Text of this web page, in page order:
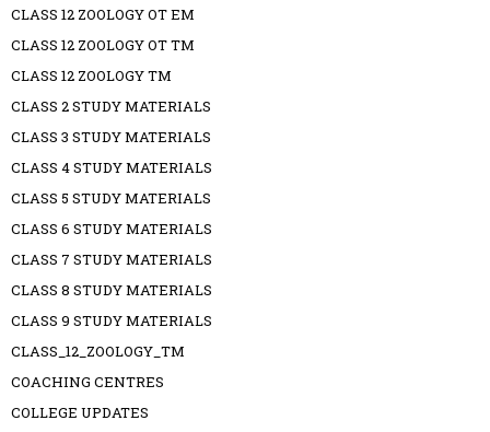
CLASS 12 ZOOLOGY OT EM
CLASS 12 ZOOLOGY OT TM
CLASS 12 ZOOLOGY TM
CLASS 2 STUDY MATERIALS
CLASS 3 STUDY MATERIALS
CLASS 4 STUDY MATERIALS
CLASS 5 STUDY MATERIALS
CLASS 6 STUDY MATERIALS
CLASS 7 STUDY MATERIALS
CLASS 8 STUDY MATERIALS
CLASS 9 STUDY MATERIALS
CLASS_12_ZOOLOGY_TM
COACHING CENTRES
COLLEGE UPDATES